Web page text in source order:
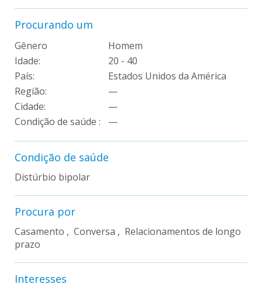
Procurando um
Gênero
Homem
Idade:
20 - 40
País:
Estados Unidos da América
Região:
—
Cidade:
—
Condição de saúde :
—
Condição de saúde
Distúrbio bipolar
Procura por
Casamento , Conversa , Relacionamentos de longo
prazo
Interesses